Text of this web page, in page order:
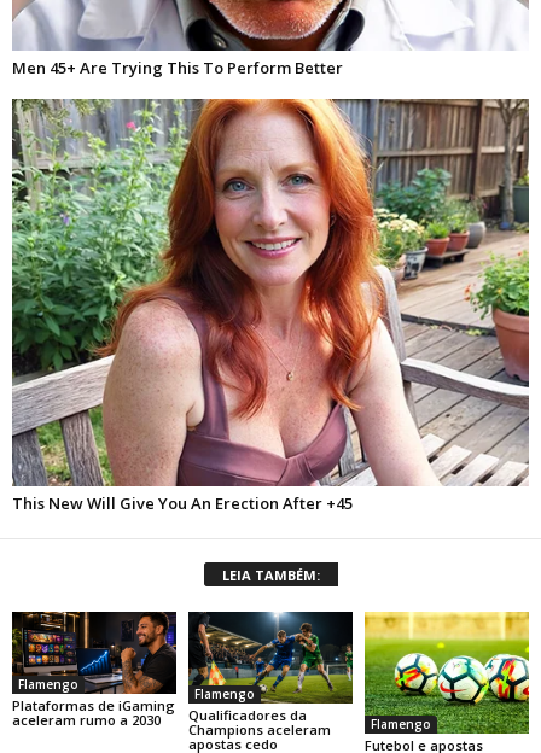
LEIA TAMBÉM:
Flamengo
Plataformas de iGaming
aceleram rumo a 2030
Flamengo
Qualificadores da
Champions aceleram
apostas cedo
Flamengo
Futebol e apostas